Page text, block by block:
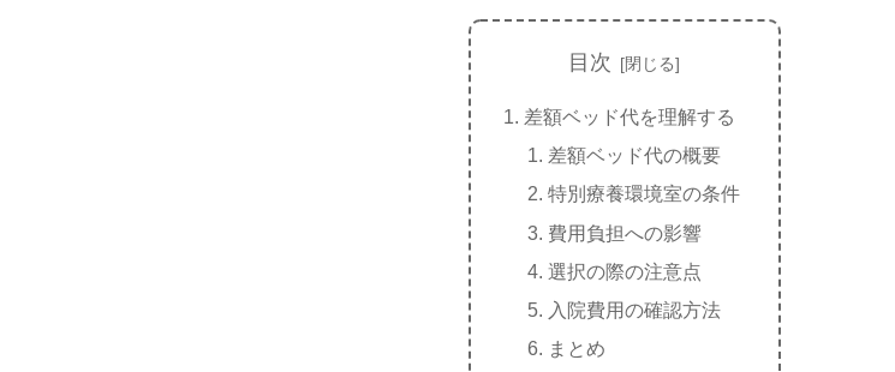
目次
差額ベッド代を理解する
差額ベッド代の概要
特別療養環境室の条件
費用負担への影響
選択の際の注意点
入院費用の確認方法
まとめ